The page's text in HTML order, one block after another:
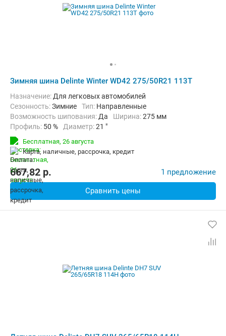
Зимняя шина Delinte Winter WD42 275/50R21 113T
Назначение: Для легковых автомобилей
Сезонность:Зимние Тип: Направленные
Возможность шипования: Да Ширина:275 мм
Профиль: 50 % Диаметр:21 "
Индекс нагрузки:
Индекс скорости:
T (до 190 км/ч)
Бесплатная, 26 августа
карта, наличные, рассрочка, кредит
667,82 p. 1 предложение
Сравнить цены